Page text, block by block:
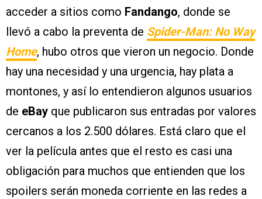
acceder a sitios como Fandango, donde se
llevó a cabo la preventa de Spider-Man: No Way
Home, hubo otros que vieron un negocio. Donde
hay una necesidad y una urgencia, hay plata a
montones, y así lo entendieron algunos usuarios
de eBay que publicaron sus entradas por valores
cercanos a los 2.500 dólares. Está claro que el
ver la película antes que el resto es casi una
obligación para muchos que entienden que los
spoilers serán moneda corriente en las redes a